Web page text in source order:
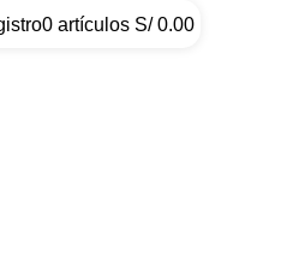
0 artículos S/0.00